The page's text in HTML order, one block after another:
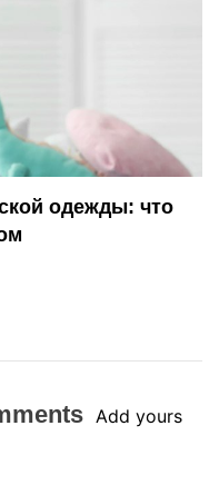
одежды: что
Add yours